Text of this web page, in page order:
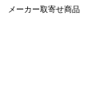
メーカー取寄せ商品